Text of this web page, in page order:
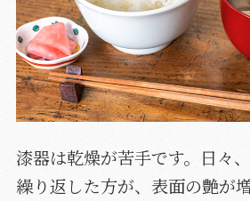
漆器は乾燥が苦手です。日々
繰り返した方が、表面の艶が